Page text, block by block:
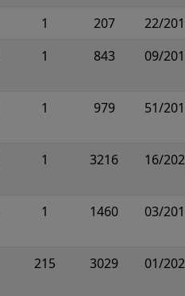
1 207
22/
1 843 09/
1 979 51/
1 3216 16/
1 1460 03/
215 3029 01/